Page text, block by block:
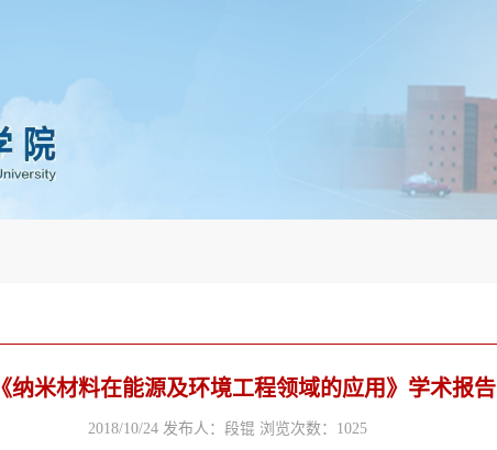
《纳米材料在能源及环境工程领域的应用》学术报告
2018/10/24 发布人：段锟 浏览次数： 1025